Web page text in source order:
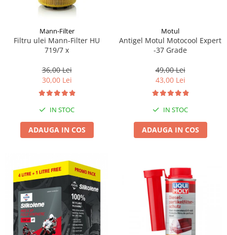
Mann-Filter
Filtru ulei Mann-Filter HU
719/7 x
36,00 Lei
30,00 Lei
IN STOC
ADAUGA IN COS
Motul
Antigel Motul Motocool Expert
-37 Grade
49,00 Lei
43,00 Lei
IN STOC
ADAUGA IN COS